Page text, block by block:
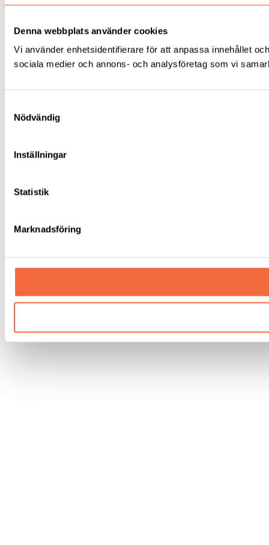
Denna webbplats använder cookies
Vi använder enhetsidentifierare för att anpassa innehållet
sociala medier och annons- och analysföretag som vi
Nödvändig
Inställningar
Statistik
Marknadsföring